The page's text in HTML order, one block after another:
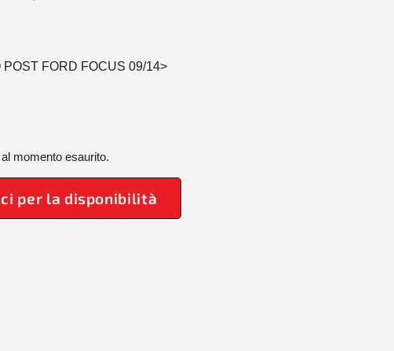
FORD FOCUS 09/14>
momento esaurito.
per la disponibilità